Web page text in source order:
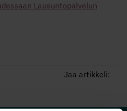
Lausuntopalvelun
Jaa artikkeli: